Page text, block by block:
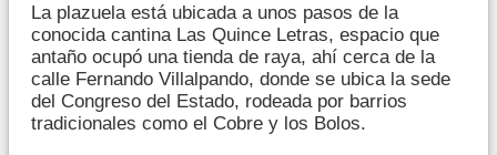
La plazuela está ubicada a unos pasos de la
conocida cantina Las Quince Letras, espacio que
antaño ocupó una tienda de raya, ahí cerca de la
calle Fernando Villalpando, donde se ubica la sede
del Congreso del Estado, rodeada por barrios
tradicionales como el Cobre y los Bolos.